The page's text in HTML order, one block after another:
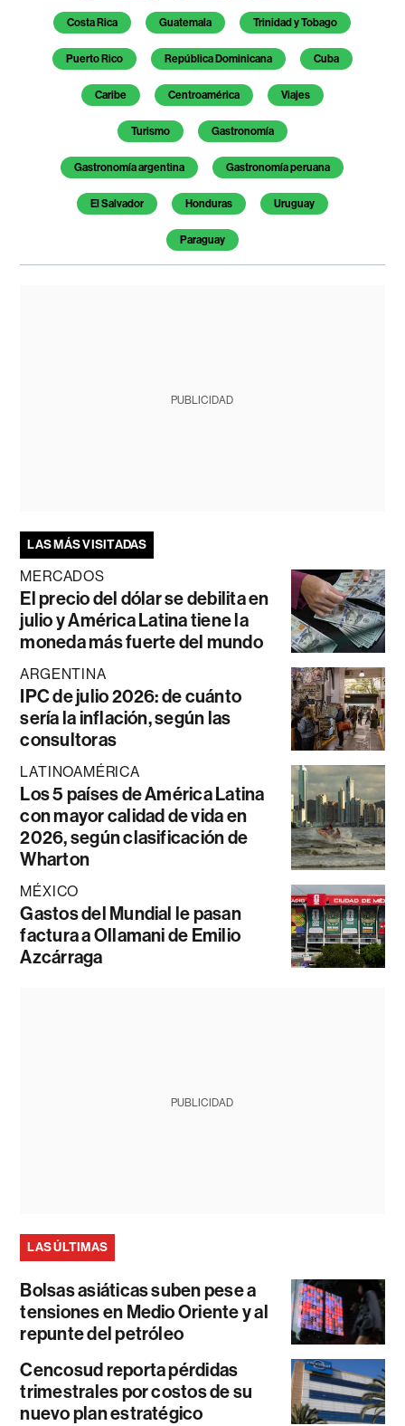
Costa Rica Guatemala Trinidad y Tobago
Puerto Rico República Dominicana Cuba
Caribe Centroamérica Viajes
Turismo Gastronomía
Gastronomía argentina Gastronomía peruana
El Salvador Honduras Uruguay
Paraguay
PUBLICIDAD
LAS MÁS VISITADAS
MERCADOS
El precio del dólar se debilita en
julio y América Latina tiene la
moneda más fuerte del mundo
ARGENTINA
IPC de julio 2026: de cuánto
sería la inflación, según las
consultoras
LATINOAMÉRICA
Los 5 países de América Latina
con mayor calidad de vida en
2026, según clasificación de
Wharton
MÉXICO
Gastos del Mundial le pasan
factura a Ollamani de Emilio
Azcárraga
PUBLICIDAD
LAS ÚLTIMAS
Bolsas asiáticas suben pese a
tensiones en Medio Oriente y al
repunte del petróleo
Cencosud reporta pérdidas
trimestrales por costos de su
nuevo plan estratégico